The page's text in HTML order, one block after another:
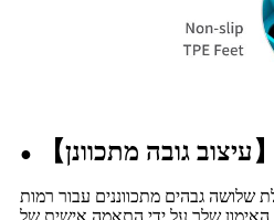
● 【עיצוב גובה מתכוונן】
שלושה גבהים מתכווננים עבור רמות